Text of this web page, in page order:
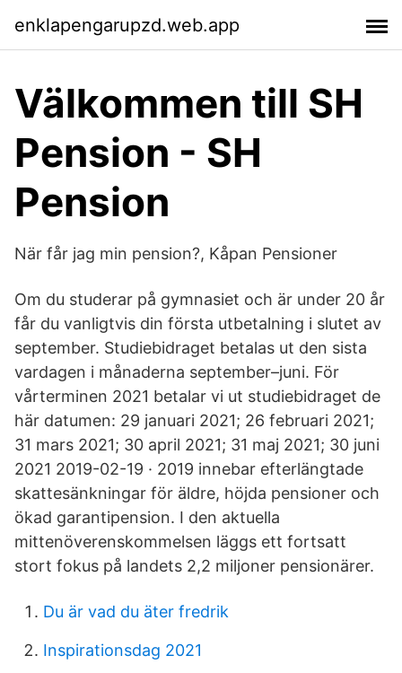
enklapengarupzd.web.app
Välkommen till SH
Pension - SH
Pension
När får jag min pension?, Kåpan Pensioner
Om du studerar på gymnasiet och är under 20 år
får du vanligtvis din första utbetalning i slutet av
september. Studiebidraget betalas ut den sista
vardagen i månaderna september–juni. För
vårterminen 2021 betalar vi ut studiebidraget de
här datumen: 29 januari 2021; 26 februari 2021;
31 mars 2021; 30 april 2021; 31 maj 2021; 30 juni
2021 2019-02-19 · 2019 innebar efterlängtade
skattesänkningar för äldre, höjda pensioner och
ökad garantipension. I den aktuella
mittenöverenskommelsen läggs ett fortsatt
stort fokus på landets 2,2 miljoner pensionärer.
Du är vad du äter fredrik
Inspirationsdag 2021